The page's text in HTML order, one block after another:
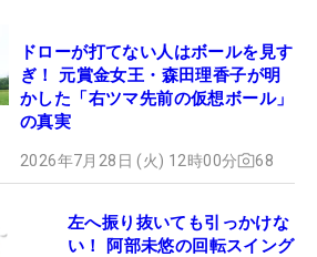
ドローが打てない人はボールを見す
ぎ！ 元賞金女王・森田理香子が明
かした「右ツマ先前の仮想ボール」
の真実
2026年7月28日 (火) 12時00分 68
左へ振り抜いても引っかけな
い！ 阿部未悠の回転スイング